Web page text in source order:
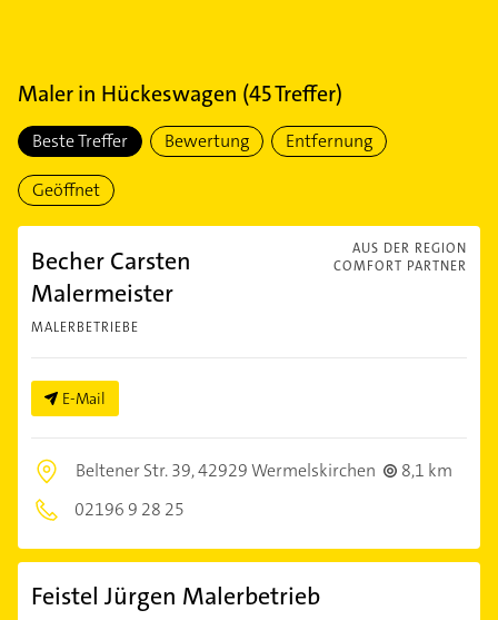
Malerin Hückeswagen (45Treffer)
Beste Treffer Bewertung Entfernung
Geöffnet
AUS DER REGION
COMFORT PARTNER
Becher Carsten
Malermeister
MALERBETRIEBE
E-Mail
Beltener Str. 39,42929 Wermelskirchen
8,1 km
02196 9 28 25
Feistel Jürgen Malerbetrieb